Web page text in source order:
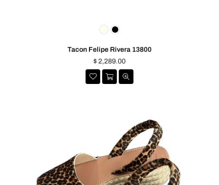
Tacon Felipe Rivera 13800
Precio
habitual
$ 2,289.00